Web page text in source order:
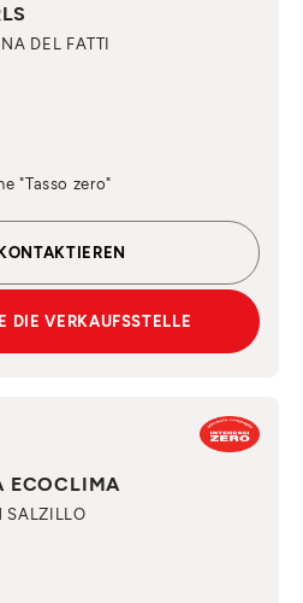
DEL FATTI
"Tasso zero"
DIE VERKAUFSSTELLE
ECOCLIMA
SALZILLO